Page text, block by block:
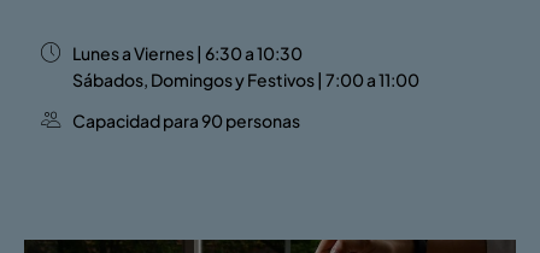
Lunes a Viernes | 6:30 a 10:30
Sábados, Domingos y Festivos | 7:00 a 11:00
Capacidad para 90 personas